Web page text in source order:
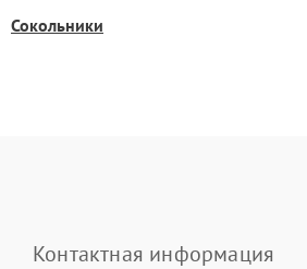
Сокольники
Контактная информация